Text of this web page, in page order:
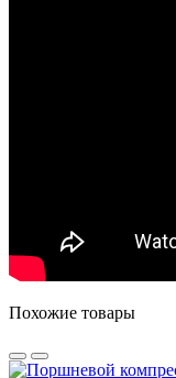
Похожие товары